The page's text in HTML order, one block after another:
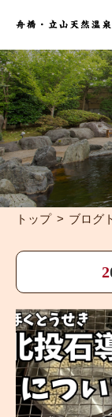
トップ ブログ